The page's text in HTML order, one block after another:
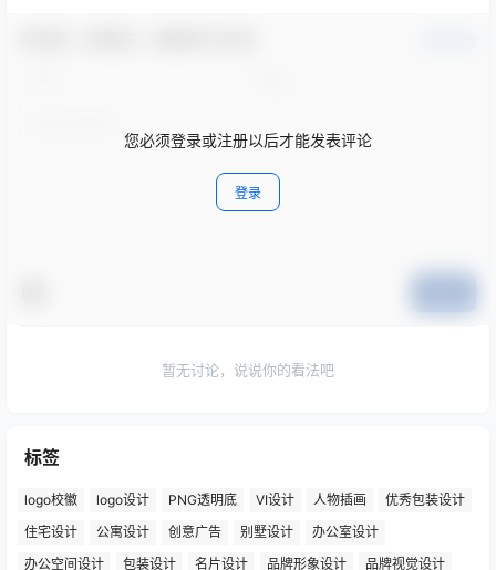
您必须登录或注册以后才能发表评论
登录
暂无讨论，说说你的看法吧
标签
logo校徽 logo设计 PNG透明底 VI设计 人物插画
优秀包装设计
住宅设计
公寓设计 创意广告 别墅设计
办公室设计
办公空间设计
包装设计 名片设计 品牌形象设计 品牌视觉设计